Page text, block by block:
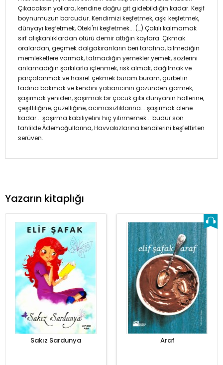
Çıkacaksın yollara, kendine doğru git gidebildiğin kadar. Keşif
boynumuzun borcudur. Kendimizi keşfetmek, aşkı keşfetmek,
dünyayı keşfetmek, Öteki'ni keşfetmek... (…) Çakılı kalmamak
sırf alışkanlıklardan ötürü demir attığın koylara. Çıkmak
oralardan, geçmek dalgakıranların beri tarafına, bilmediğin
memleketlere varmak, tatmadığın yemekler yemek, sözlerini
anlamadığın şarkılarla içlenmek, risk almak, dağılmak ve
parçalanmak ve hasret çekmek buram buram, gurbetin
tadına bakmak ve kendini yabancının gözünden görmek,
şaşırmak yeniden, şaşırmak bir çocuk gibi dünyanın hallerine,
çeşitliliğine, güzelliğine, acımasızlıklarına... şaşırmak ölene
kadar... şaşırma kabiliyetini hiç yitirmemek... budur son
tahlilde Âdemoğullarına, Havvakızlarına kendilerini keşfettirten
serüven.
Yazarın kitaplığı
Sakız Sardunya Araf